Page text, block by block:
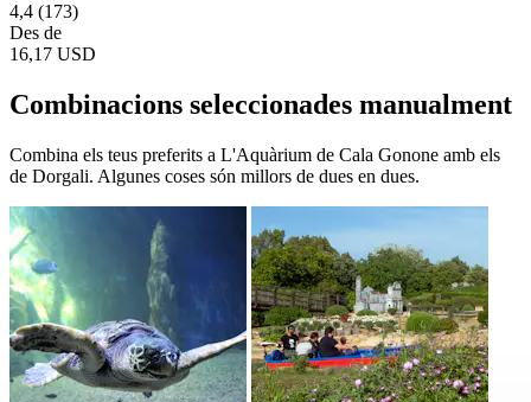
4,4 (173)
Des de
16,17 USD
Combinacions seleccionades manualment
Combina els teus preferits a L'Aquàrium de Cala Gonone amb els
de Dorgali. Algunes coses són millors de dues en dues.